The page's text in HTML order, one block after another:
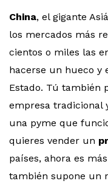
g
China, el gigante
los mercados más
cientos o miles las
hacerse un hueco y
Estado. Tú también
empresa tradicional
una pyme que
quieres vender un
países, ahora es
también supone un